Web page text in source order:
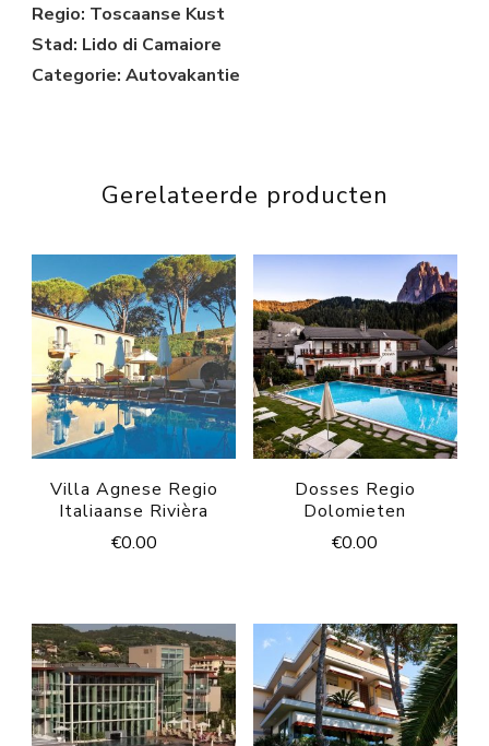
Regio: Toscaanse Kust
Stad: Lido di Camaiore
Categorie: Autovakantie
Gerelateerde producten
Villa Agnese Regio
Italiaanse Rivièra
€0.00
Dosses Regio
Dolomieten
€0.00